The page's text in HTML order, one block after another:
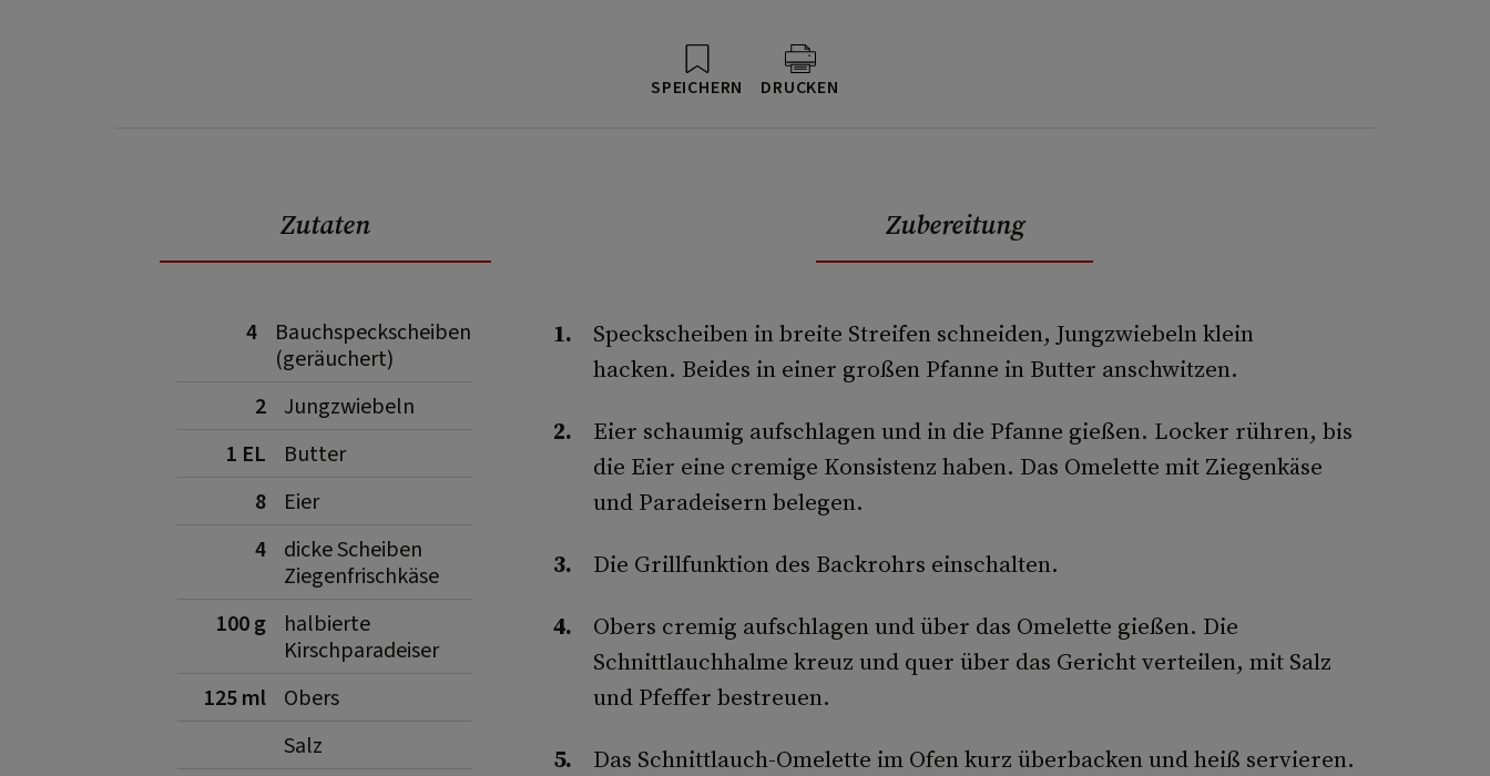
SPEICHERN DRUCKEN
Zutaten
4
Bauchspeckscheiben
(geräuchert)
2
Jungzwiebeln
1 EL
Butter
8
Eier
4
dicke Scheiben
Ziegenfrischkäse
100 g
halbierte
Kirschparadeiser
125 ml
Obers
Salz
Zubereitung
Speckscheiben in breite Streifen schneiden, Jungzwiebeln klein
hacken. Beides in einer großen Pfanne in Butter anschwitzen.
Eier schaumig aufschlagen und in die Pfanne gießen. Locker rühren, bis
die Eier eine cremige Konsistenz haben. Das Omelette mit Ziegenkäse
und Paradeisern belegen.
Die Grillfunktion des Backrohrs einschalten.
Obers cremig aufschlagen und über das Omelette gießen. Die
Schnittlauchhalme kreuz und quer über das Gericht verteilen, mit Salz
und Pfeffer bestreuen.
Das Schnittlauch-Omelette im Ofen kurz überbacken und heiß servieren.